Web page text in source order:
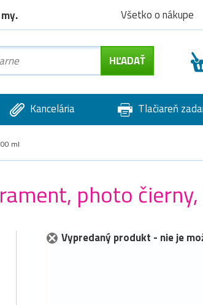
Všetko o nákupe
Kancelária Tlačiareň
ml
photo
Vypredaný produkt - nie je